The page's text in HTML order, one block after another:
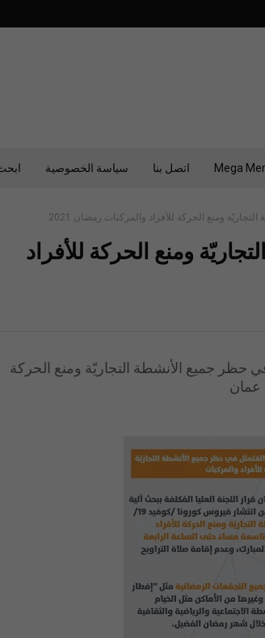
Mega اتصل بنا سياسة الخصوصية
ومنع الحركة للأفراد والمركبات رمضان 2021
ومنع الحركة للأفراد
في حظر جميع الأنشطة التجاريّة ومنع الحركة